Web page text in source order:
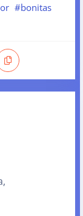
#bonitas